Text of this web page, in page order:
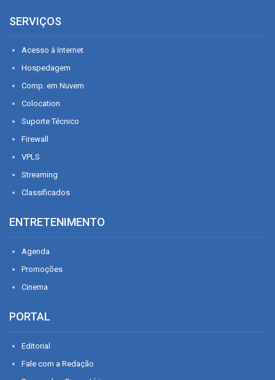
SERVIÇOS
Acesso à Internet
Hospedagem
Comp. em Nuvem
Colocation
Suporte Técnico
Firewall
VPLS
Streaming
Classificados
ENTRETENIMENTO
Agenda
Promoções
Cinema
PORTAL
Editorial
Fale com a Redação